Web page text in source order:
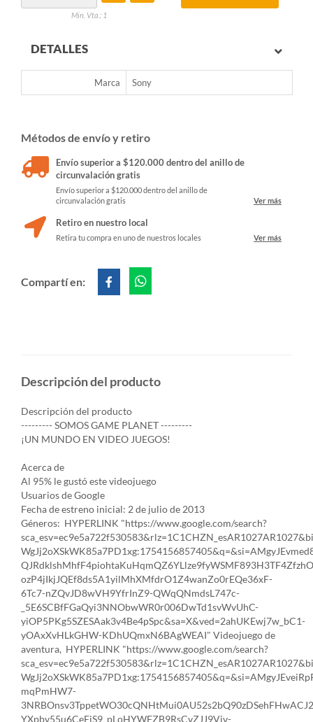
Min. Vta.: 1
DETALLES
Marca Sony
Métodos de envío y retiro
Envío superior a $120.000 dentro del anillo de
circunvalación gratis
Envío superior a $120.000 dentro del anillo de
circunvalación gratis
Ver más
Retiro en nuestro local
Retira tu compra en uno de nuestros locales Ver más
Compartí en:
Descripción del producto
Descripción del producto
--------- SOMOS GAME PLANET ---------
¡UN MUNDO EN VIDEO JUEGOS!
Acerca de
Al 95% le gustó este videojuego
Usuarios de Google
Fecha de estreno inicial: 2 de julio de 2013
Géneros: HYPERLINK "https://www.google.com/search?
ozP4jIkjJQEf8ds5A1yilMhXMfdrO1Z4wanZo0rEQe36xF-
6Tc7-nZQvJD8wVH9YfrInZ9-QWqQNmdsL747c-
_5E6SCBfFGaQyi3NNObwWR0r006DwTd1svWvUhC-
yiOP5PKg5SZESAak3v4Be4pSpc&sa=X&ved=2ahUKEwj7w_bC1-
yOAxXvHLkGHW-KDhUQmxN6BAgWEAI" Videojuego de
aventura, HYPERLINK "https://www.google.com/search?
mqPmHW7-
YXpbv55u6CeFjS9_pLoHYWFZB9RsCvZJJ9Viv-